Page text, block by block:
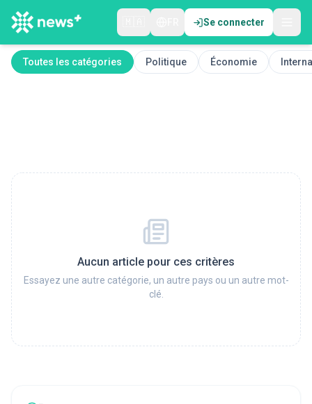
Se connecter
Toutes les catégories Politique Économie
Aucun article pour ces critères
Essayez une autre catégorie, un autre pays ou un autre mot-
clé.